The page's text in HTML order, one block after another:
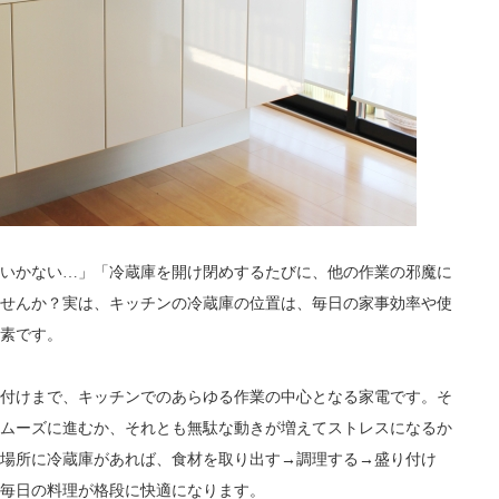
かない…」「冷蔵庫を開け閉めするたびに、他の作業の邪魔に
んか？実は、キッチンの冷蔵庫の位置は、毎日の家事効率や使
です。
けまで、キッチンでのあらゆる作業の中心となる家電です。そ
ーズに進むか、それとも無駄な動きが増えてストレスになるか
所に冷蔵庫があれば、食材を取り出す→調理する→盛り付け
日の料理が格段に快適になります。